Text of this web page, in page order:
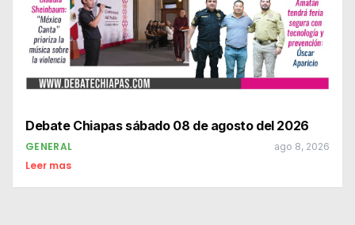
Debate Chiapas sábado 08 de agosto del 2026
GENERAL ago 8, 2026
Leer mas